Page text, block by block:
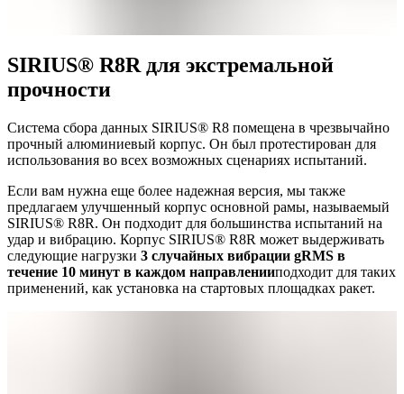
SIRIUS® R8R для экстремальной
прочности
Система сбора данных SIRIUS® R8 помещена в чрезвычайно
прочный алюминиевый корпус. Он был протестирован для
использования во всех возможных сценариях испытаний.
Если вам нужна еще более надежная версия, мы также
предлагаем улучшенный корпус основной рамы, называемый
SIRIUS® R8R. Он подходит для большинства испытаний на
удар и вибрацию. Корпус SIRIUS® R8R может выдерживать
следующие нагрузки 3 случайных вибрации gRMS в
течение 10 минут в каждом направленииподходит для таких
применений, как установка на стартовых площадках ракет.